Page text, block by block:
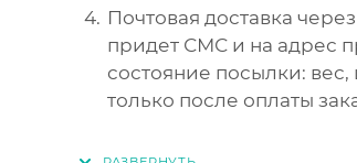
Почтовая доставка
придет СМС и на адрес
состояние посылки:
только после оплаты